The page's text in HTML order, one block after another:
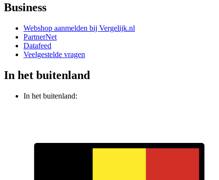
Business
Webshop aanmelden bij Vergelijk.nl
PartnerNet
Datafeed
Veelgestelde vragen
In het buitenland
In het buitenland: